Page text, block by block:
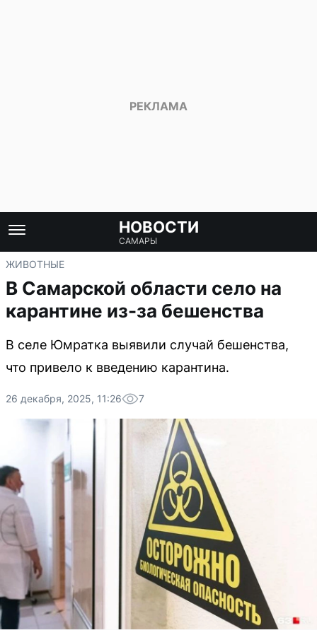
НОВОСТИ
САМАРЫ
ЖИВОТНЫЕ
В Самарской области село на
карантине из-за бешенства
В селе Юмратка выявили случай бешенства,
что привело к введению карантина.
26 декабря, 2025, 11:26 7